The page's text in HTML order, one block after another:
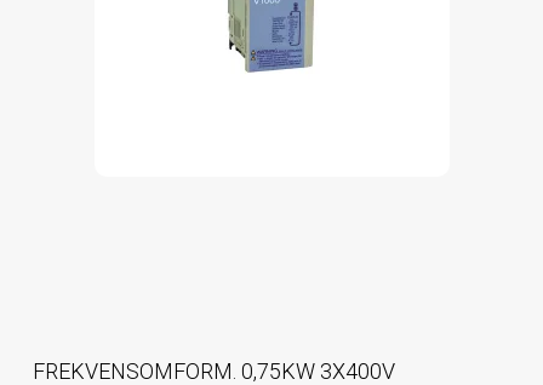
FREKVENSOMFORM. 0,75KW 3X400V